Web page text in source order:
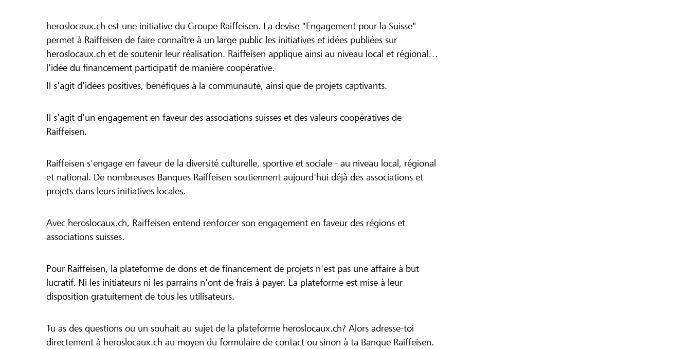
heroslocaux.ch est une initiative du Groupe Raiffeisen. La devise "Engagement pour la Suisse"
permet à Raiffeisen de faire connaître à un large public les initiatives et idées publiées sur
heroslocaux.ch et de soutenir leur réalisation. Raiffeisen applique ainsi au niveau local et régional
l'idée du financement participatif de manière coopérative.
Il s'agit d'idées positives, bénéfiques à la communauté, ainsi que de projets captivants.
Il s'agit d'un engagement en faveur des associations suisses et des valeurs coopératives de
Raiffeisen.
Raiffeisen s'engage en faveur de la diversité culturelle, sportive et sociale - au niveau local, régional
et national. De nombreuses Banques Raiffeisen soutiennent aujourd'hui déjà des associations et
projets dans leurs initiatives locales.
Avec heroslocaux.ch, Raiffeisen entend renforcer son engagement en faveur des régions et
associations suisses.
Pour Raiffeisen, la plateforme de dons et de financement de projets n'est pas une affaire à but
lucratif. Ni les initiateurs ni les parrains n'ont de frais à payer. La plateforme est mise à leur
disposition gratuitement de tous les utilisateurs.
Tu as des questions ou un souhait au sujet de la plateforme heroslocaux.ch? Alors adresse-toi
directement à heroslocaux.ch au moyen du formulaire de contact ou sinon à ta Banque Raiffeisen.